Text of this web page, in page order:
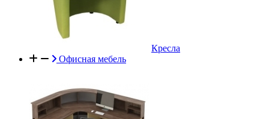
Кресла
Офисная мебель